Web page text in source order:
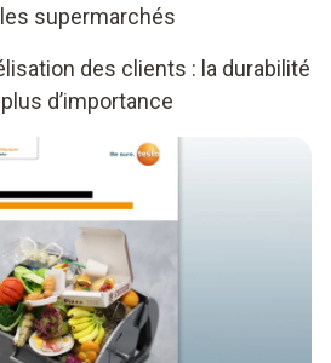
supermarchés
des clients : la durabilité
d’importance